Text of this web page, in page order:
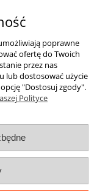
poprawne
ofertę do Twoich
przez nas
lub dostosować użycie
"Dostosuj zgody".
Polityce